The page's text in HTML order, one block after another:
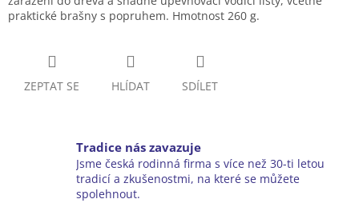
praktické brašny s popruhem. Hmotnost 260 g.
ZEPTAT SE HLÍDAT SDÍLET
Tradice nás zavazuje
Jsme česká rodinná firma s více než 30-ti letou
tradicí a zkušenostmi, na které se můžete
spolehnout.